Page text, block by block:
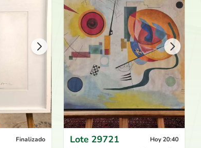
Finalizado
Lote 29721
Hoy 20:40